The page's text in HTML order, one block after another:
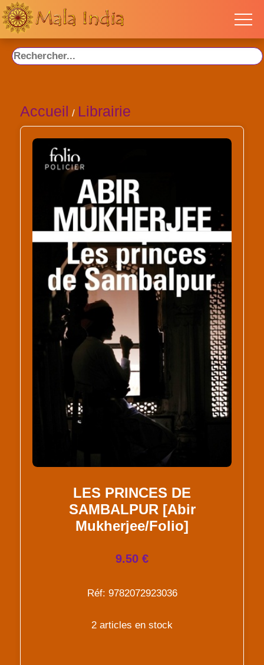
Accueil / Librairie
LES PRINCES DE
SAMBALPUR [Abir
Mukherjee/Folio]
9.50 €
Réf: 9782072923036
2 articles en stock